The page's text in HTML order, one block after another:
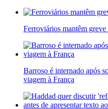
Ferroviários mantêm
Barroso é internado após
viagem à França